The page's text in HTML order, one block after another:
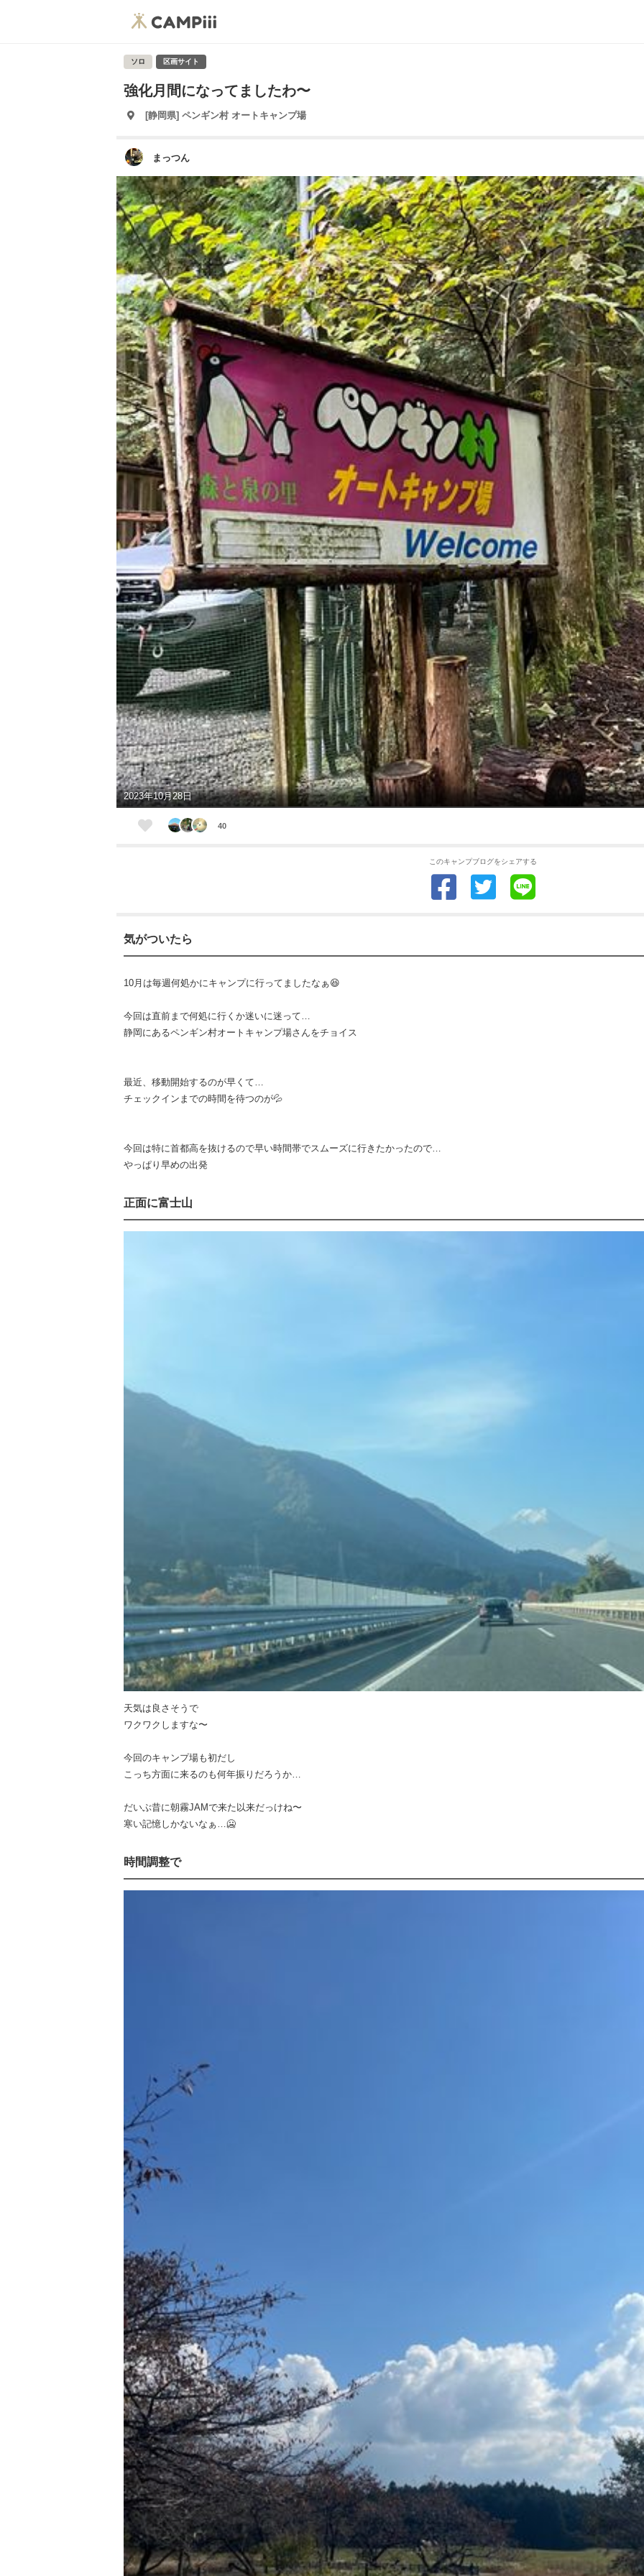
ソロ 区画サイト
強化月間になってましたわ〜
[静岡県] ペンギン村 オートキャンプ場
まっつん
2023年10月28日
40
このキャンプブログをシェアする
気がついたら
10月は毎週何処かにキャンプに行ってましたなぁ😆
今回は直前まで何処に行くか迷いに迷って…
静岡にあるペンギン村オートキャンプ場さんをチョイス
最近、移動開始するのが早くて…
チェックインまでの時間を待つのが💦
今回は特に首都高を抜けるので早い時間帯でスムーズに行きたかったので…
やっぱり早めの出発
正面に富士山
天気は良さそうで
ワクワクしますな〜
今回のキャンプ場も初だし
こっち方面に来るのも何年振りだろうか…
だいぶ昔に朝霧JAMで来た以来だっけね〜
寒い記憶しかないなぁ…🥶
時間調整で